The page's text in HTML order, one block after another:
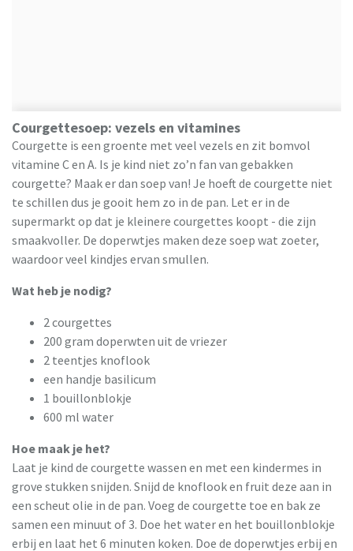
Courgettesoep: vezels en vitamines
Courgette is een groente met veel vezels en zit bomvol
vitamine C en A. Is je kind niet zo’n fan van gebakken
courgette? Maak er dan soep van! Je hoeft de courgette niet
te schillen dus je gooit hem zo in de pan. Let er in de
supermarkt op dat je kleinere courgettes koopt - die zijn
smaakvoller. De doperwtjes maken deze soep wat zoeter,
waardoor veel kindjes ervan smullen.
Wat heb je nodig?
2 courgettes
200 gram doperwten uit de vriezer
2 teentjes knoflook
een handje basilicum
1 bouillonblokje
600 ml water
Hoe maak je het?
Laat je kind de courgette wassen en met een kindermes in
grove stukken snijden. Snijd de knoflook en fruit deze aan in
een scheut olie in de pan. Voeg de courgette toe en bak ze
samen een minuut of 3. Doe het water en het bouillonblokje
erbij en laat het 6 minuten koken. Doe de doperwtjes erbij en